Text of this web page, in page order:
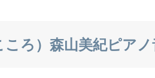
ころ）森山美紀ピ